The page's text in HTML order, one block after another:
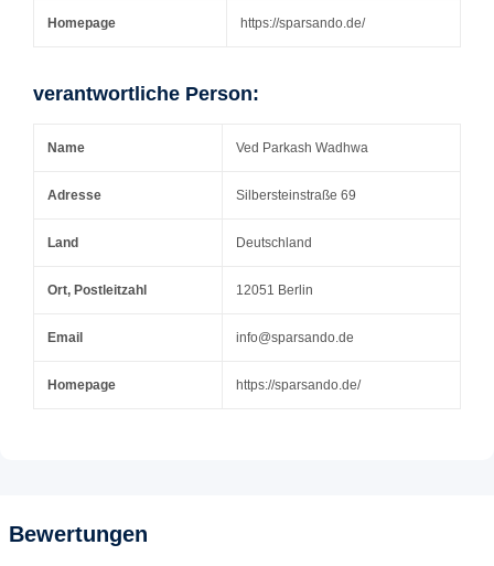
Homepage https://sparsando.de/
verantwortliche Person:
Name Ved Parkash Wadhwa
Adresse Silbersteinstraße 69
Land Deutschland
Ort, Postleitzahl 12051 Berlin
Email info@sparsando.de
Homepage https://sparsando.de/
Bewertungen